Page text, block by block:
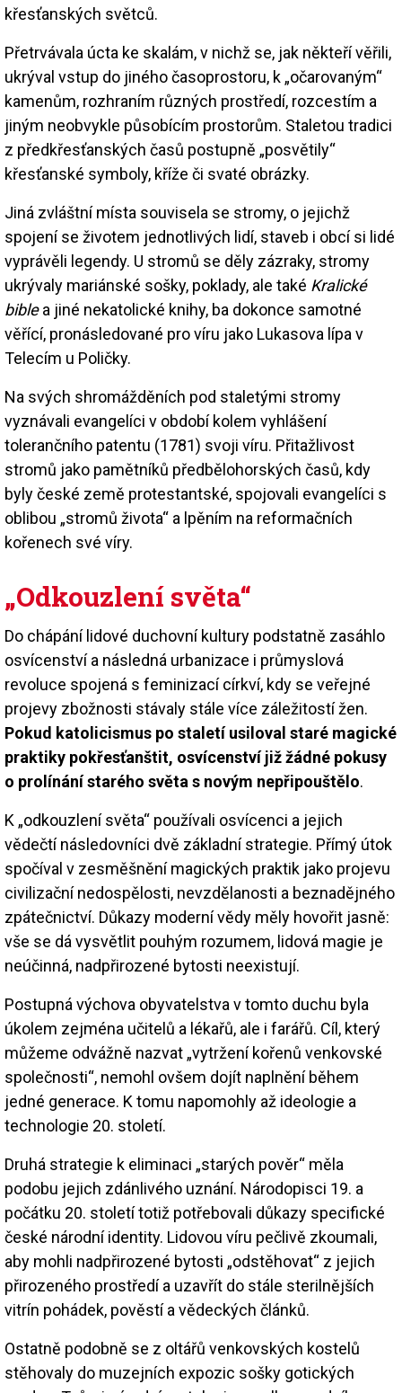
křesťanských světců.
Přetrvávala úcta ke skalám, v nichž se, jak někteří věřili,
ukrýval vstup do jiného časoprostoru, k „očarovaným“
kamenům, rozhraním různých prostředí, rozcestím a
jiným neobvykle působícím prostorům. Staletou tradici
z předkřesťanských časů postupně „posvětily“
křesťanské symboly, kříže či svaté obrázky.
Jiná zvláštní místa souvisela se stromy, o jejichž
spojení se životem jednotlivých lidí, staveb i obcí si lidé
vyprávěli legendy. U stromů se děly zázraky, stromy
ukrývaly mariánské sošky, poklady, ale také Kralické
biblea jiné nekatolické knihy, ba dokonce samotné
věřící, pronásledované pro víru jako Lukasova lípa v
Telecím u Poličky.
Na svých shromážděních pod staletými stromy
vyznávali evangelíci v období kolem vyhlášení
tolerančního patentu (1781) svoji víru. Přitažlivost
stromů jako pamětníků předbělohorských časů, kdy
byly české země protestantské, spojovali evangelíci s
oblibou „stromů života“ a lpěním na reformačních
kořenech své víry.
„Odkouzlení světa“
Do chápání lidové duchovní kultury podstatně zasáhlo
osvícenství a následná urbanizace i průmyslová
revoluce spojená s feminizací církví, kdy se veřejné
projevy zbožnosti stávaly stále více záležitostí žen.
Pokud katolicismus po staletí usiloval staré magické
praktiky pokřesťanštit, osvícenství již žádné pokusy
o prolínání starého světa s novým nepřipouštělo.
K „odkouzlení světa“ používali osvícenci a jejich
vědečtí následovníci dvě základní strategie. Přímý útok
spočíval v zesměšnění magických praktik jako projevu
civilizační nedospělosti, nevzdělanosti a beznadějného
zpátečnictví. Důkazy moderní vědy měly hovořit jasně:
vše se dá vysvětlit pouhým rozumem, lidová magie je
neúčinná, nadpřirozené bytosti neexistují.
Postupná výchova obyvatelstva v tomto duchu byla
úkolem zejména učitelů a lékařů, ale i farářů. Cíl, který
můžeme odvážně nazvat „vytržení kořenů venkovské
společnosti“, nemohl ovšem dojít naplnění během
jedné generace. K tomu napomohly až ideologie a
technologie 20. století.
Druhá strategie k eliminaci „starých pověr“ měla
podobu jejich zdánlivého uznání. Národopisci 19. a
počátku 20. století totiž potřebovali důkazy specifické
české národní identity. Lidovou víru pečlivě zkoumali,
aby mohli nadpřirozené bytosti „odstěhovat“ z jejich
přirozeného prostředí a uzavřít do stále sterilnějších
vitrín pohádek, pověstí a vědeckých článků.
Ostatně podobně se z oltářů venkovských kostelů
stěhovaly do muzejních expozic sošky gotických